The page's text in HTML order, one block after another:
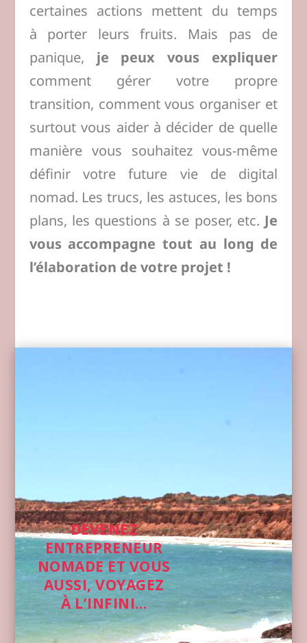
certaines actions mettent du temps
à porter leurs fruits. Mais pas de
panique, je peux vous expliquer
comment gérer votre propre
transition, comment vous organiser et
surtout vous aider à décider de quelle
manière vous souhaitez vous-même
définir votre future vie de digital
nomad. Les trucs, les astuces, les bons
plans, les questions à se poser, etc. Je
vous accompagne tout au long de
l’élaboration de votre projet !
DEVENEZ
ENTREPRENEUR
NOMADE ET VOUS
AUSSI, VOYAGEZ
À L’INFINI…